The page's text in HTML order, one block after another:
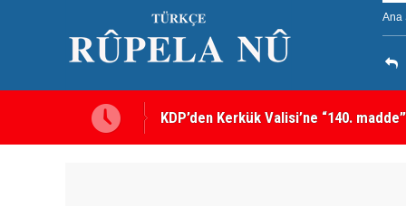
Ana
Kerkük’te Kürt partilerden 7 maddelik